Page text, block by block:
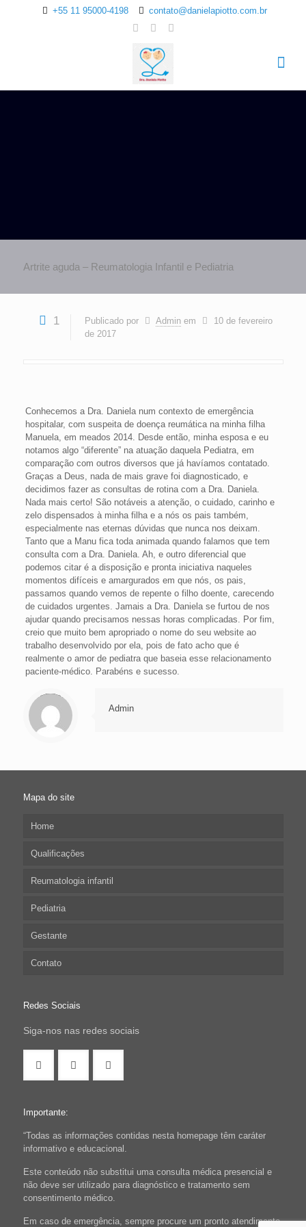
+55 11 95000-4198 contato@danielapiotto.com.br
Artrite aguda – Reumatologia Infantil e Pediatria
1 Publicado por Admin em
10 de fevereiro
de 2017
Conhecemos a Dra. Daniela num contexto de emergência
hospitalar, com suspeita de doença reumática na minha filha
Manuela, em meados 2014. Desde então, minha esposa e eu
notamos algo “diferente” na atuação daquela Pediatra, em
comparação com outros diversos que já havíamos contatado.
Graças a Deus, nada de mais grave foi diagnosticado, e
decidimos fazer as consultas de rotina com a Dra. Daniela.
Nada mais certo! São notáveis a atenção, o cuidado, carinho e
zelo dispensados à minha filha e a nós os pais também,
especialmente nas eternas dúvidas que nunca nos deixam.
Tanto que a Manu fica toda animada quando falamos que tem
consulta com a Dra. Daniela. Ah, e outro diferencial que
podemos citar é a disposição e pronta iniciativa naqueles
momentos difíceis e amargurados em que nós, os pais,
passamos quando vemos de repente o filho doente, carecendo
de cuidados urgentes. Jamais a Dra. Daniela se furtou de nos
ajudar quando precisamos nessas horas complicadas. Por fim,
creio que muito bem apropriado o nome do seu website ao
trabalho desenvolvido por ela, pois de fato acho que é
realmente o amor de pediatra que baseia esse relacionamento
paciente-médico. Parabéns e sucesso.
Warning
: Trying to access array offset on null in
/home/papiju/danielapiotto.com.br/wp-content/themes/betheme/includes/content-single.php
on line261
Admin
Mapa do site
Home
Qualificações
Reumatologia infantil
Pediatria
Gestante
Contato
Redes Sociais
Siga-nos nas redes sociais
Importante:
“Todas as informações contidas nesta homepage têm caráter
informativo e educacional.
Este conteúdo não substitui uma consulta médica presencial e
não deve ser utilizado para diagnóstico e tratamento sem
consentimento médico.
Em caso de emergência, sempre procure um pronto atendimento